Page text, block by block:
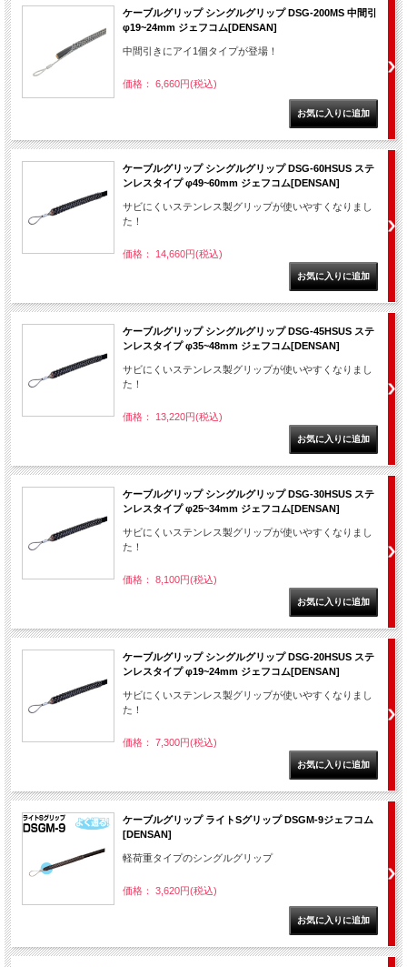
ケーブルグリップ シングルグリップ DSG-200MS 中間引
φ19~24mm ジェフコム[DENSAN]
中間引きにアイ1個タイプが登場！
価格： 6,660円(税込)
ケーブルグリップ シングルグリップ DSG-60HSUS ステ
ンレスタイプ φ49~60mm ジェフコム[DENSAN]
サビにくいステンレス製グリップが使いやすくなりまし
た！
価格： 14,660円(税込)
ケーブルグリップ シングルグリップ DSG-45HSUS ステ
ンレスタイプ φ35~48mm ジェフコム[DENSAN]
サビにくいステンレス製グリップが使いやすくなりまし
た！
価格： 13,220円(税込)
ケーブルグリップ シングルグリップ DSG-30HSUS ステ
ンレスタイプ φ25~34mm ジェフコム[DENSAN]
サビにくいステンレス製グリップが使いやすくなりまし
た！
価格： 8,100円(税込)
ケーブルグリップ シングルグリップ DSG-20HSUS ステ
ンレスタイプ φ19~24mm ジェフコム[DENSAN]
サビにくいステンレス製グリップが使いやすくなりまし
た！
価格： 7,300円(税込)
ケーブルグリップ ライトSグリップ DSGM-9ジェフコム
[DENSAN]
軽荷重タイプのシングルグリップ
価格： 3,620円(税込)